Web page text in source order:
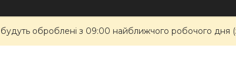
оброблені з 09:00 найближчого робочого дня